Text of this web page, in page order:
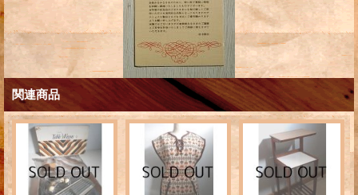
関連商品